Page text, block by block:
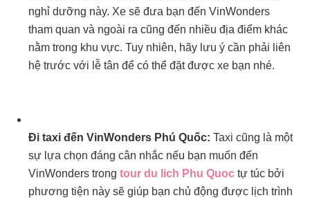
nghỉ dưỡng này. Xe sẽ đưa bạn đến VinWonders
tham quan và ngoài ra cũng đến nhiều địa điểm khác
nằm trong khu vực. Tuy nhiên, hãy lưu ý cần phải liên
hệ trước với lễ tân để có thể đặt được xe bạn nhé.
Đi taxi đến VinWonders Phú Quốc: Taxi cũng là một
sự lựa chọn đáng cân nhắc nếu bạn muốn đến
VinWonders trong tour du lich Phu Quoc tự túc bởi
phương tiện này sẽ giúp bạn chủ động được lịch trình